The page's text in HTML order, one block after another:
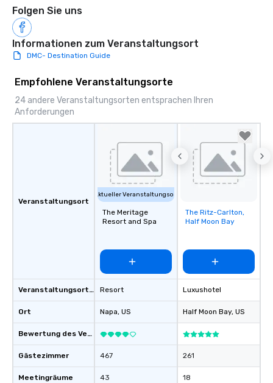
Folgen Sie uns
Informationen zum Veranstaltungsort
DMC- Destination Guide
Empfohlene Veranstaltungsorte
24 andere Veranstaltungsorten entsprachen Ihren
Anforderungen
Veranstaltungsort
Veranstaltungsortstyp
Ort
Bewertung des Veranstaltungsortes
Gästezimmer
Meetingräume
Aktueller Veranstaltungsort
The Meritage
Resort and Spa
Resort
Napa, US
467
43
Removed from
favorites
The Ritz-Carlton,
Half Moon Bay
Luxushotel
Half Moon Bay, US
261
18